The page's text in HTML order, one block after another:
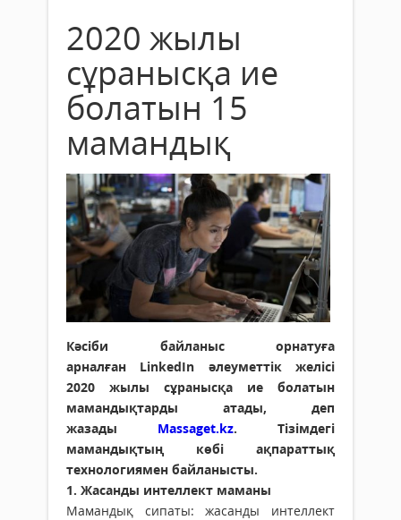
2020 жылы
сұранысқа ие
болатын 15
мамандық
Кәсіби байланыс орнатуға
арналған LinkedIn әлеуметтік желісі
2020 жылы сұранысқа ие болатын
мамандықтарды атады, деп
жазады Massaget.kz. Тізімдегі
мамандықтың көбі ақпараттық
технологиямен байланысты.
1. Жасанды интеллект маманы
Мамандық сипаты: жасанды интеллект